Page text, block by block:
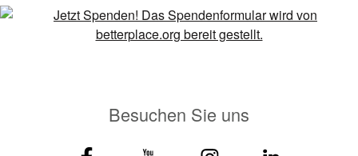
Besuchen Sie uns